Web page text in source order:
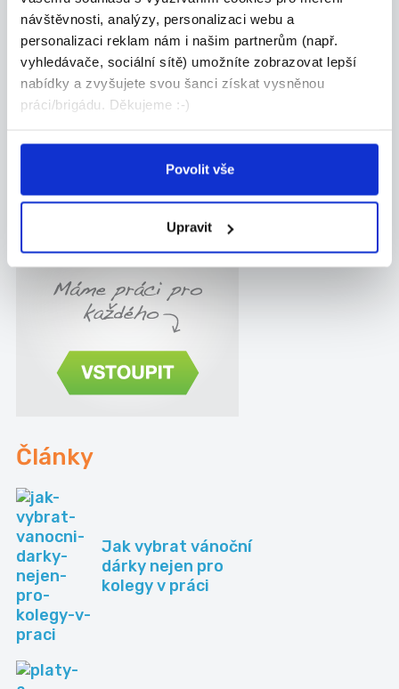
návštěvnosti, analýzy, personalizaci webu a
personalizaci reklam nám i našim partnerům (např.
vyhledávače, sociální sítě) umožníte zobrazovat lepší
nabídky a zvyšujete svou šanci získat vysněnou
práci/brigádu. Děkujeme :-)
Povolit vše
Upravit
Manuální
Obchod-služby
Ostatní
Města
Plzeň
Články
Jak vybrat vánoční
dárky nejen pro
kolegy v práci